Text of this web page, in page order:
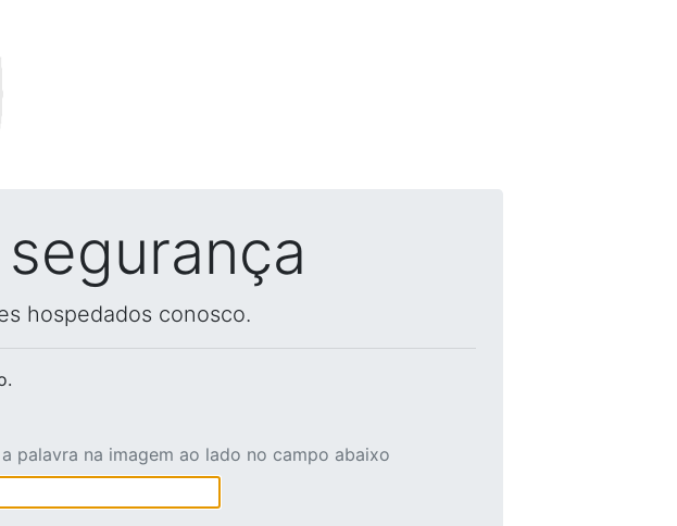
hospedados conosco.
palavra na imagem ao lado no campo abaixo